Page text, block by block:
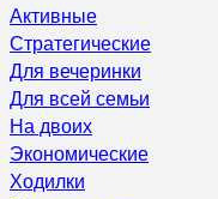
Активные
Стратегические
Для вечеринки
Для всей семьи
На двоих
Экономические
Ходилки